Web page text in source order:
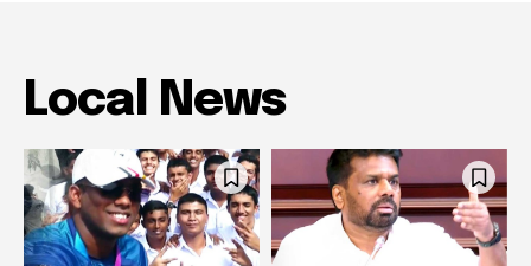
Local News